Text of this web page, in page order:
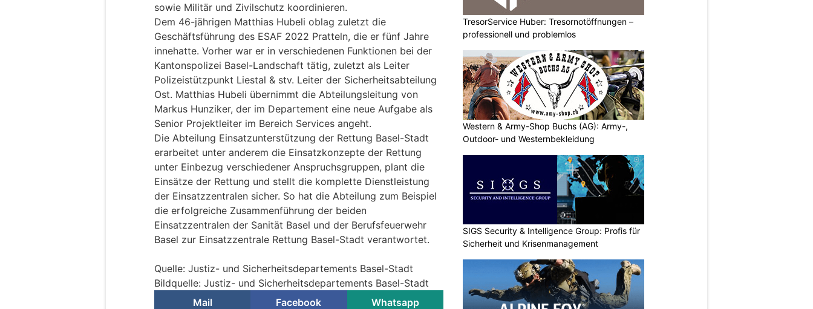
sowie Militär und Zivilschutz koordinieren.
Dem 46-jährigen Matthias Hubeli oblag zuletzt die
Geschäftsführung des ESAF 2022 Pratteln, die er fünf Jahre
innehatte. Vorher war er in verschiedenen Funktionen bei der
Kantonspolizei Basel-Landschaft tätig, zuletzt als Leiter
Polizeistützpunkt Liestal & stv. Leiter der Sicherheitsabteilung
Ost. Matthias Hubeli übernimmt die Abteilungsleitung von
Markus Hunziker, der im Departement eine neue Aufgabe als
Senior Projektleiter im Bereich Services angeht.
Die Abteilung Einsatzunterstützung der Rettung Basel-Stadt
erarbeitet unter anderem die Einsatzkonzepte der Rettung
unter Einbezug verschiedener Anspruchsgruppen, plant die
Einsätze der Rettung und stellt die komplette Dienstleistung
der Einsatzzentralen sicher. So hat die Abteilung zum Beispiel
die erfolgreiche Zusammenführung der beiden
Einsatzzentralen der Sanität Basel und der Berufsfeuerwehr
Basel zur Einsatzzentrale Rettung Basel-Stadt verantwortet.
Quelle: Justiz- und Sicherheitsdepartements Basel-Stadt
Bildquelle: Justiz- und Sicherheitsdepartements Basel-Stadt
Mail
Facebook Whatsapp
TresorService Huber: Tresornotöffnungen –
professionell und problemlos
Western & Army-Shop Buchs (AG): Army-,
Outdoor- und Westernbekleidung
SIGS Security & Intelligence Group: Profis für
Sicherheit und Krisenmanagement